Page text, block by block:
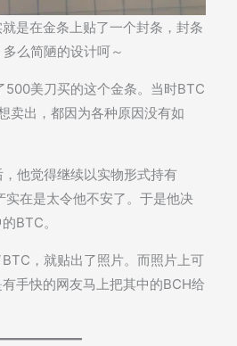
是在金条上贴了一个封条，封条
么简陋的设计呵～
500美刀买的这个金条。当时BTC
卖出，都因为各种原因没有如
他觉得继续以实物形式持有
实在是太令他不安了。于是他决
BTC。
，就贴出了照片。而照片上可
手快的网友马上把其中的BCH给